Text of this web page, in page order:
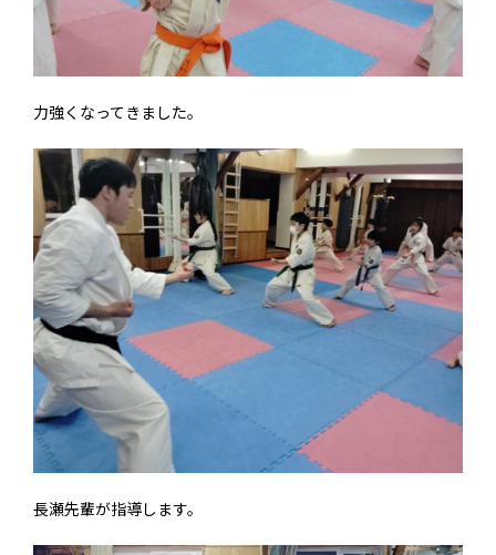
力強くなってきました。
長瀬先輩が指導します。